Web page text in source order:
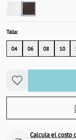
Talla:
04 06 08 10
Calcula el costo